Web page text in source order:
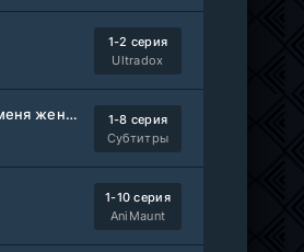
Telecine
KimchiTV
WEB-Rip
Синема УС
WEB-Rip
@MUZOBOZ@
1-2 серия
Ultradox
Нуна, ты для меня женщина 2
1-8 серия
Субтитры
1-10 серия
AniMaunt